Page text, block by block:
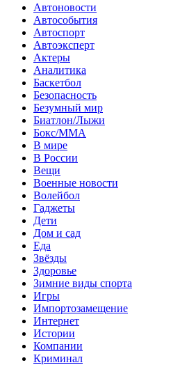
Автоновости
Автособытия
Автоспорт
Автоэксперт
Актеры
Аналитика
Баскетбол
Безопасность
Безумный мир
Биатлон/Лыжи
Бокс/MMA
В мире
В России
Вещи
Военные новости
Волейбол
Гаджеты
Дети
Дом и сад
Еда
Звёзды
Здоровье
Зимние виды спорта
Игры
Импортозамещение
Интернет
Истории
Компании
Криминал